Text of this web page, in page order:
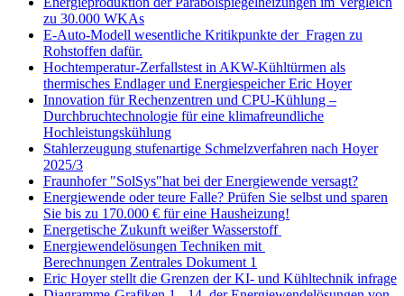
zu 30.000 WKAs
E-Auto-Modell wesentliche Kritikpunkte der Fragen zu
Rohstoffen dafür.
Hochtemperatur-Zerfallstest in AKW-Kühltürmen als
thermisches Endlager und Energiespeicher Eric Hoyer
Innovation für Rechenzentren und CPU-Kühlung –
Durchbruchtechnologie für eine klimafreundliche
Hochleistungskühlung
Stahlerzeugung stufenartige Schmelzverfahren nach Hoyer
2025/3
Fraunhofer "SolSys"hat bei der Energiewende versagt?
Energiewende oder teure Falle? Prüfen Sie selbst und sparen
Sie bis zu 170.000 € für eine Hausheizung!
Energetische Zukunft weißer Wasserstoff
Energiewendelösungen Techniken mit
Berechnungen Zentrales Dokument 1
Eric Hoyer stellt die Grenzen der KI- und Kühltechnik infrage